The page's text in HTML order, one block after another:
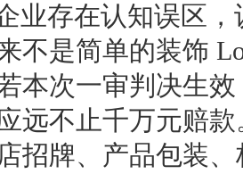
存在认知误区，
不是简单的装饰
本次一审判决生
远不止千万元赔
招牌、产品包装